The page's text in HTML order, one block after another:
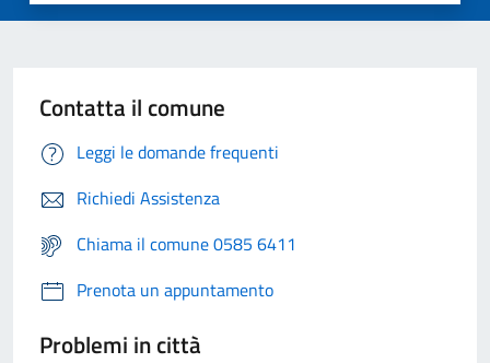
Contatta il comune
Leggi le domande frequenti
Richiedi Assistenza
Chiama il comune 0585 6411
Prenota un appuntamento
Problemi in città